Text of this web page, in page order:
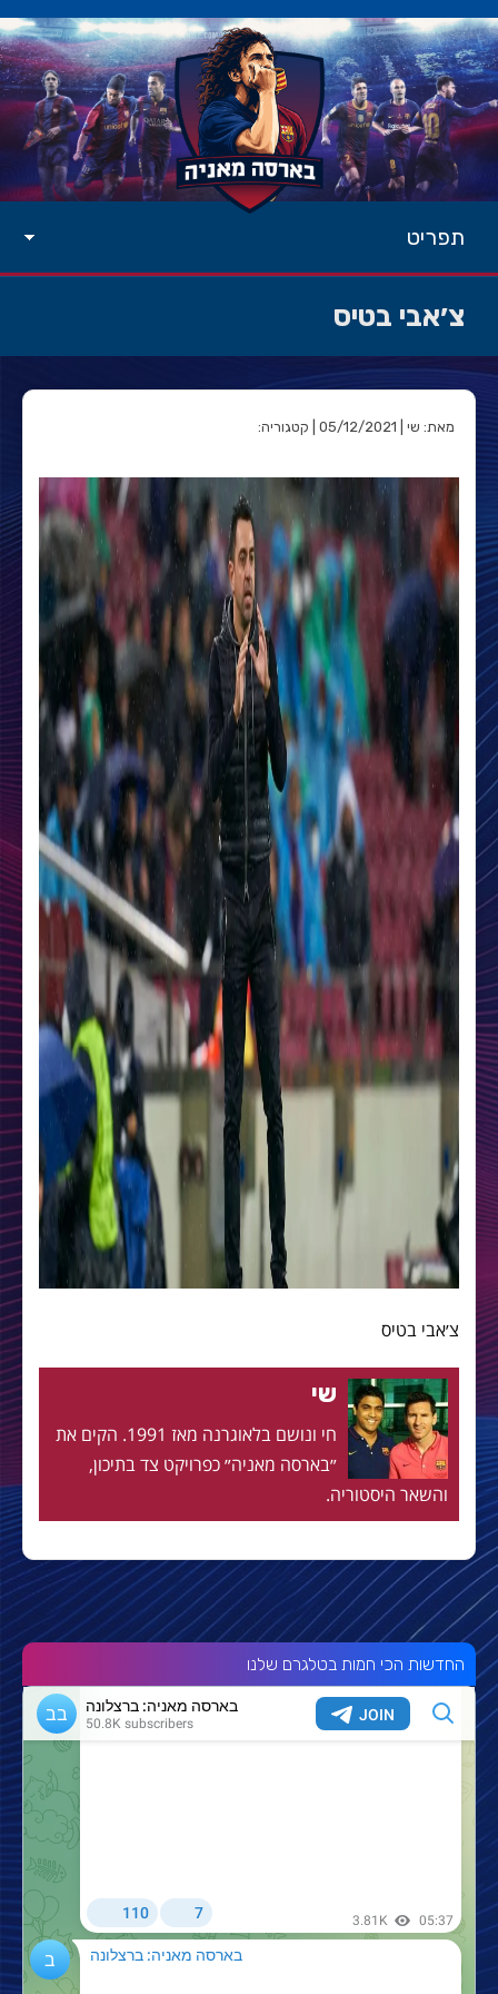
תפריט
צ׳אבי בטיס
מאת: שי | 05/12/2021 | קטגוריה:
צ׳אבי בטיס
שי
חי ונושם בלאוגרנה מאז 1991. הקים את
״בארסה מאניה״ כפרויקט צד בתיכון,
והשאר היסטוריה.
החדשות הכי חמות בטלגרם שלנו